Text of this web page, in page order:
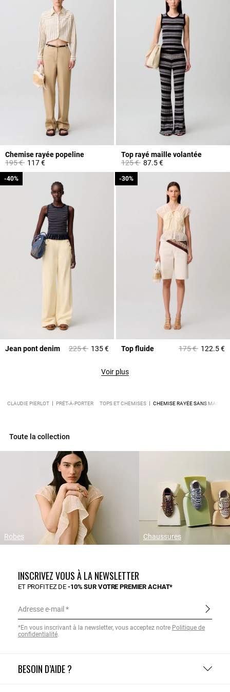
Chemise rayée popeline
Prix réduit à partir de
195 €à117 €
Top rayé maille volantée
Prix réduit à partir de
125 €à87.5 €
Jean pont denim Prix réduit à partir de
225 €à
-40%
135 €
-40%
Top fluide Prix réduit à
175 €à
-30%
122.5 €
-30%
Voir plus
CLAUDIE PIERLOT PRÊT-À-PORTER TOPS ET CHEMISES CHEMISE RAYÉE SANS
Toute la collection
Robes Chaussures
BESOIN D’AIDE ?
INSCRIVEZ VOUS À LA NEWSLETTER
ET PROFITEZ DE-10% SUR VOTRE PREMIER ACHAT*
Adresse e-mail
*En vous inscrivant à la newsletter, vous acceptez notre Politique de
confidentialité.